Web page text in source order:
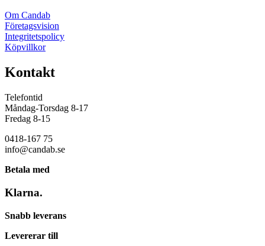
Om Candab
Företagsvision
Integritetspolicy
Köpvillkor
Kontakt
Telefontid
Måndag-Torsdag 8-17
Fredag 8-15
0418-167 75
info@candab.se
Betala med
Klarna.
Snabb leverans
Levererar till